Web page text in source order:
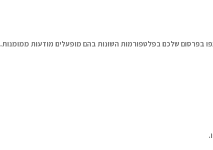
בפרסום שלכם בפלטפורמות השונות בהם מופעלים מודעות ממומנות.